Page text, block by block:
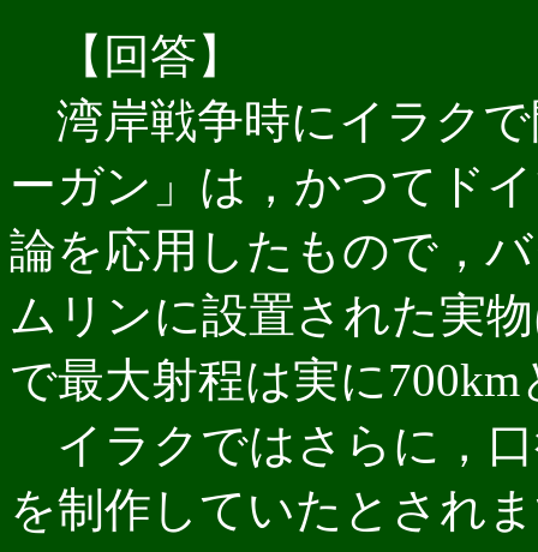
【回答】
湾岸戦争時にイラク
ーガン」は，かつてド
論を応用したもので，
ムリンに設置された実
で最大射程は実に
イラクではさらに，
を制作していたとされ